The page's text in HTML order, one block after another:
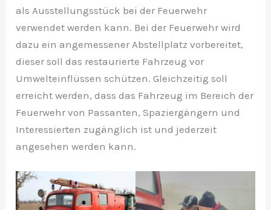
als Ausstellungsstück bei der Feuerwehr
verwendet werden kann. Bei der Feuerwehr wird
dazu ein angemessener Abstellplatz vorbereitet,
dieser soll das restaurierte Fahrzeug vor
Umwelteinflüssen schützen. Gleichzeitig soll
erreicht werden, dass das Fahrzeug im Bereich der
Feuerwehr von Passanten, Spaziergängern und
Interessierten zugänglich ist und jederzeit
angesehen werden kann.